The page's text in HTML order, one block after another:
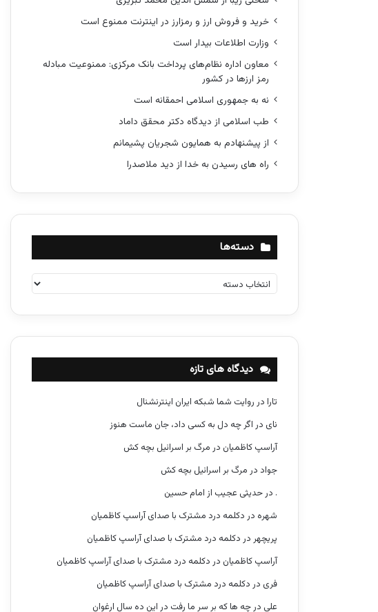
خرید و فروش ارز و رمزارز در اینترنت ممنوع است
وزارت اطلاعات بیدار است
معاون اداره نظام‌های پرداخت بانک مرکزی: ممنوعیت مبادله
رمز ارزها در کشور
نه به جمهوری اسلامی احمقانه است
طب اسلامی از دیدگاه دکتر محقق داماد
از پیشنهادم به همایون شجریان پشیمانم
راه های رسیدن به خدا از دید ملاصدرا
دسته‌ها
س
ه
دیدگاه های تازه
تارا در روایت شما شبکه ایران اینترنشنال
نای در اگر چه دل به کسی داد، جان ماست هنوز
آراسپ کاظمیان در مرگ بر اسرائیل بچه کش
جواد در مرگ بر اسرائیل بچه کش
. درحدیثی عجیب از امام حسین
شهره در دکلمه درد مشترک با صدای آراسپ کاظمیان
پریچهر در دکلمه درد مشترک با صدای آراسپ کاظمیان
آراسپ کاظمیان در دکلمه درد مشترک با صدای آراسپ کاظمیان
فری در دکلمه درد مشترک با صدای آراسپ کاظمیان
علی درچه ها که بر سر ما رفت در این ده سال ارغوان